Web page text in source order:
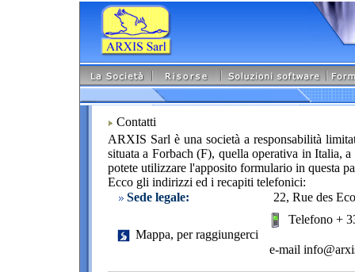
Contatti
ARXIS Sarl è una società a responsabilità
situata a Forbach (F), quella operativa in Italia,
potete utilizzare l'apposito formulario in questa
Ecco gli indirizzi ed i recapiti telefonici:
Sede legale:
22, Rue des
Mappa, per raggiungerci
Telefono +
e-mail